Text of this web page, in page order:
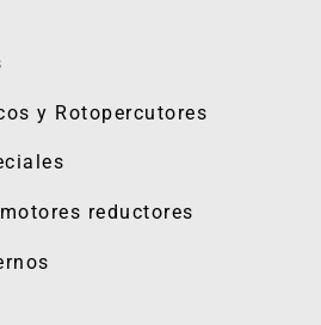
y Rotopercutores
reductores